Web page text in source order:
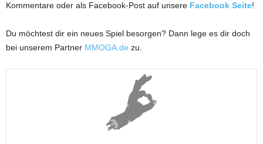
Kommentare oder als Facebook-Post auf unsere Facebook Seite!
Du möchtest dir ein neues Spiel besorgen? Dann lege es dir doch
bei unserem Partner MMOGA.de zu.